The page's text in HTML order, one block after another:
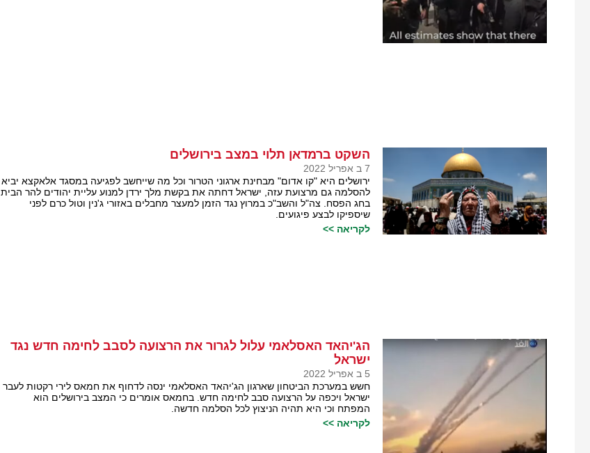
השקט ברמדאן תלוי במצב בירושלים
7 ב אפריל 2022
ירושלים היא "קו אדום" מבחינת ארגוני הטרור וכל מה שייחשב לפגיעה במסגד אלאקצא יביא
להסלמה גם מרצועת עזה, ישראל דחתה את בקשת מלך ירדן למנוע עליית יהודים להר הבית
בחג הפסח. צה"ל והשב"כ במרוץ נגד הזמן למעצר מחבלים באזורי ג'נין וטול כרם לפני
שיספיקו לבצע פיגועים.
לקריאה >>
הג'יהאד האסלאמי עלול לגרור את הרצועה לסבב לחימה חדש נגד
ישראל
5 ב אפריל 2022
חשש במערכת הביטחון שארגון הג'יהאד האסלאמי ינסה לדחוף את חמאס לירי רקטות לעבר
ישראל ויכפה על הרצועה סבב לחימה חדש. בחמאס אומרים כי המצב בירושלים הוא
המפתח וכי היא תהיה הניצוץ לכל הסלמה חדשה.
לקריאה >>